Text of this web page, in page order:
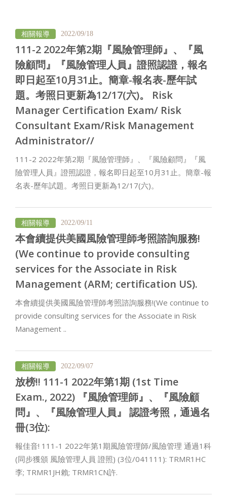
相關報導 2022/09/18
111-2 2022年第2期『風險管理師』、『風
險顧問』『風險管理人員』證照認證，報名
即日起至10月31止。簡章-報名表-歷年試
題。考照日更新為12/17(六)。 Risk
Manager Certification Exam/ Risk
Consultant Exam/Risk Management
Administrator//
111-2 2022年第2期『風險管理師』、『風險顧問』『風
險管理人員』證照認證，報名即日起至10月31止。簡章-報
名表-歷年試題。考照日更新為12/17(六)。
相關報導 2022/09/11
本會續提供美國風險管理師考照諮詢服務!
(We continue to provide consulting
services for the Associate in Risk
Management (ARM; certification US).
本會續提供美國風險管理師考照諮詢服務!(We continue to
provide consulting services for the Associate in Risk
Management ..
相關報導 2022/09/07
放榜!! 111-1 2022年第1期 (1st Time
Exam., 2022) 『風險管理師』、『風險顧
問』、『風險管理人員』 認證考照，通過名
冊(3位):
報佳音! 111-1 2022年第1期風險管理師/風險管理 通過1科
(同步獲頒 風險管理人員 證照) (3位/041111): TRMR1HC
李; TRMR1JH賴; TRMR1CN許.